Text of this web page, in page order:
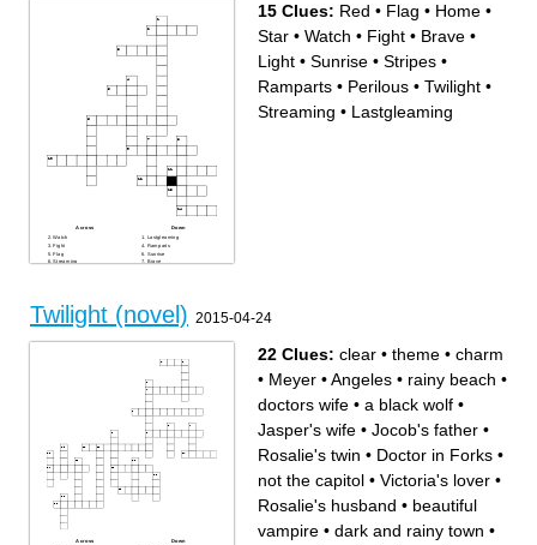
Across
Watch
Fight
Flag
Streaming
Star
Down
Lastgleaming
Ramparts
Sunrise
Brave
15 Clues: Red • Flag • Home •
Star • Watch • Fight • Brave •
Light • Sunrise • Stripes •
Ramparts • Perilous • Twilight •
Streaming • Lastgleaming
Twilight (novel) 2015-04-24
Across Down
22 Clues: clear • theme • charm
• Meyer •Angeles • rainy beach •
doctors wife • a black wolf •
Jasper's wife • Jocob's father •
Rosalie's twin • Doctor in Forks •
not the capitol • Victoria's lover •
Rosalie's husband • beautiful
vampire • dark and rainy town •